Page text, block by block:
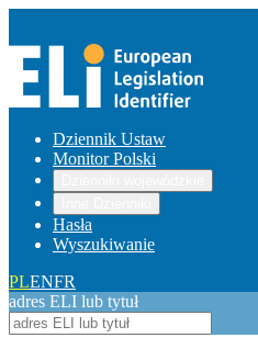
Dziennik Ustaw
Monitor Polski
Hasła
Wyszukiwanie
PLENFR
adres ELI lub tytuł